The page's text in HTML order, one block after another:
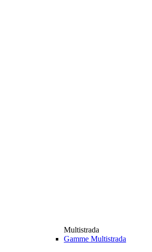
Multistrada
Gamme Multistrada